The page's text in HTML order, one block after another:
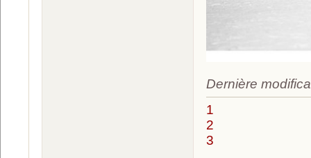
Dernière
1
2
3